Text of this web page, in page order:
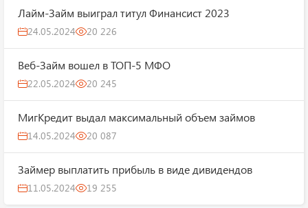
Лайм-Займ выиграл титул Финансист 2023
24.05.2024 20 226
Веб-Займ вошел в ТОП-5 МФО
22.05.2024 20 245
МигКредит выдал максимальный объем займов
14.05.2024 20 087
Займер выплатить прибыль в виде дивидендов
11.05.2024 19 255